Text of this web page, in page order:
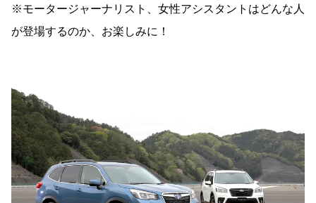
※モータージャーナリスト、女性アシスタントはどんな人
が登場するのか、お楽しみに！